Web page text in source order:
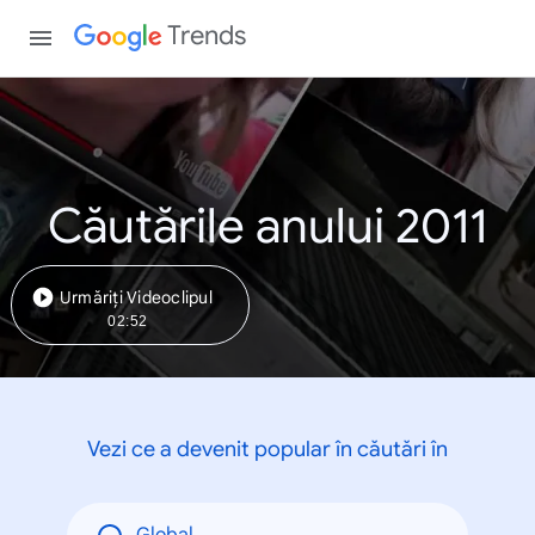
Trends
Căutările anului 2011
Urmăriți Videoclipul
02:52
Vezi ce a devenit popular în căutări în